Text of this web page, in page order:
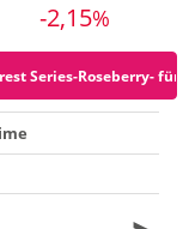
-2,15%
Series-Roseberry- für